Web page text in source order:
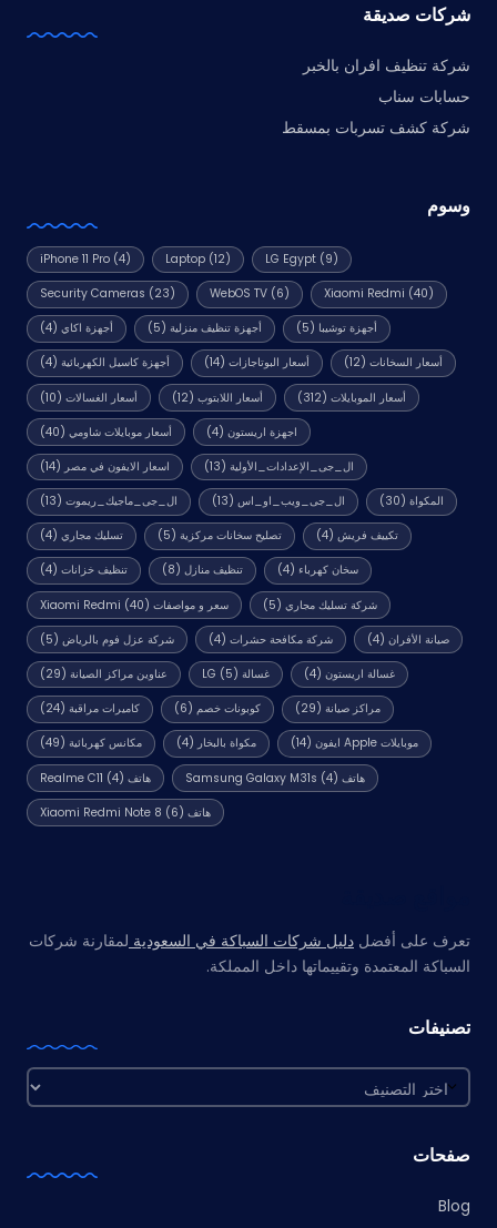
شركات صديقة
شركة تنظيف افران بالخبر
حسابات سناب
شركة كشف تسربات بمسقط
وسوم
iPhone 11 Pro (4) Laptop(12) LG Egypt(9)
Security Cameras (23) WebOS TV(6) Xiaomi Redmi (40)
أجهزة اكاي(4) أجهزة تنظيف منزلية (5) أجهزة توشيبا (5)
أجهزة كاسيل الكهربائية(4) أسعار البوتاجازات (14) أسعار السخانات (12)
أسعار الغسالات(10) أسعار اللابتوب (12) أسعار الموبايلات (312)
أسعار موبايلات شاومي(40) اجهزة اريستون (4)
اسعار الايفون في مصر (14) ال_جى_الإعدادات_الأولية (13)
ال_جى_ماجيك_ريموت(13) ال_جى_ويب_او_اس (13) المكواة (30)
تسليك مجاري(4) تصليح سخانات مركزية (5) تكييف فريش (4)
تنظيف خزانات(4) تنظيف منازل (8) سخان كهرباء (4)
سعر و مواصفات Xiaomi Redmi (40) شركة تسليك مجاري (5)
شركة عزل فوم بالرياض(5) شركة مكافحة حشرات (4) صيانة الأفران (4)
عناوين مراكز الصيانة(29) غسالة LG (5) غسالة اريستون (4)
كاميرات مراقبة(24) كوبونات خصم (6) مراكز صيانة (29)
مكانس كهربائية(49) مكواة بالبخار (4) موبايلات Apple ايفون (14)
هاتف Realme C11 (4) هاتف Samsung Galaxy M31s (4)
هاتف Xiaomi Redmi Note 8 (6)
تعرف على أفضل دليل شركات السباكة في السعودية لمقارنة شركات
السباكة المعتمدة وتقييماتها داخل المملكة.
تصنيفات
تصنيفات
صفحات
Blog